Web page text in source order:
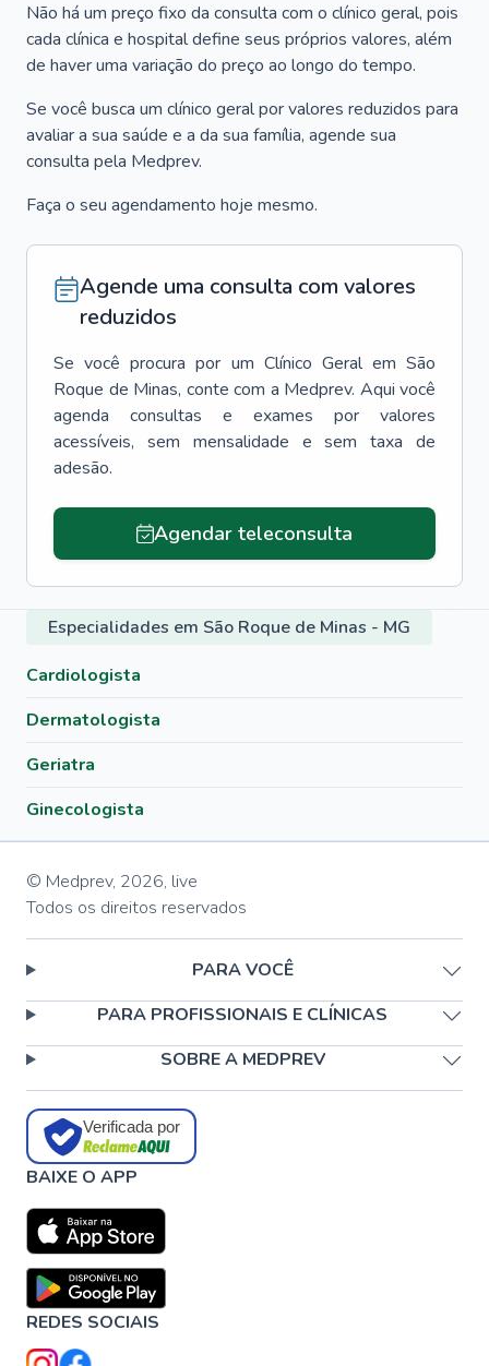
Não há um preço fixo da consulta com o clínico geral, pois
cada clínica e hospital define seus próprios valores, além
de haver uma variação do preço ao longo do tempo.
Se você busca um clínico geral por valores reduzidos para
avaliar a sua saúde e a da sua família, agende sua
consulta pela Medprev.
Faça o seu agendamento hoje mesmo.
Agende uma consulta com valores
reduzidos
Se você procura por um Clínico Geral em São
Roque de Minas, conte com a Medprev. Aqui você
agenda consultas e exames por valores
acessíveis, sem mensalidade e sem taxa de
adesão.
Agendar teleconsulta
Especialidades em São Roque de Minas - MG
Cardiologista
Dermatologista
Geriatra
Ginecologista
© Medprev, 2026, live
Todos os direitos reservados
PARA VOCÊ
PARA PROFISSIONAIS E CLÍNICAS
SOBRE A MEDPREV
Verificada por
BAIXE O APP
REDES SOCIAIS